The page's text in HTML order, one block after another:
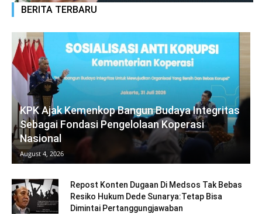
BERITA TERBARU
KPK Ajak Kemenkop Bangun Budaya Integritas
Sebagai Fondasi Pengelolaan Koperasi
Nasional
August 4, 2026
Repost Konten Dugaan Di Medsos Tak Bebas
Resiko Hukum Dede Sunarya:Tetap Bisa
Dimintai Pertanggungjawaban